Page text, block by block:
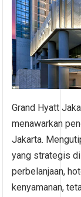
Grand Hyatt
menawarkan
Jakarta.
yang strategis
perbelanjaan,
kenyamanan,